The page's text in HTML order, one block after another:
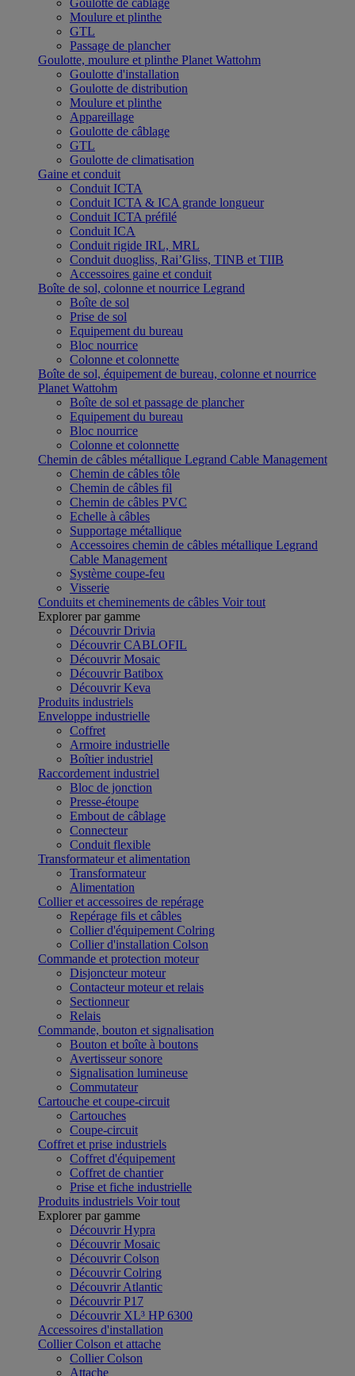
Goulotte de câblage
Moulure et plinthe
GTL
Passage de plancher
Goulotte, moulure et plinthe Planet Wattohm
Goulotte d'installation
Goulotte de distribution
Moulure et plinthe
Appareillage
Goulotte de câblage
GTL
Goulotte de climatisation
Gaine et conduit
Conduit ICTA
Conduit ICTA & ICA grande longueur
Conduit ICTA préfilé
Conduit ICA
Conduit rigide IRL, MRL
Conduit duogliss, Rai’Gliss, TINB et TIIB
Accessoires gaine et conduit
Boîte de sol, colonne et nourrice Legrand
Boîte de sol
Prise de sol
Equipement du bureau
Bloc nourrice
Colonne et colonnette
Boîte de sol, équipement de bureau, colonne et nourrice
Planet Wattohm
Boîte de sol et passage de plancher
Equipement du bureau
Bloc nourrice
Colonne et colonnette
Chemin de câbles métallique Legrand Cable Management
Chemin de câbles tôle
Chemin de câbles fil
Chemin de câbles PVC
Echelle à câbles
Supportage métallique
Accessoires chemin de câbles métallique Legrand
Cable Management
Système coupe-feu
Visserie
Conduits et cheminements de câbles Voir tout
Explorer par gamme
Découvrir Drivia
Découvrir CABLOFIL
Découvrir Mosaic
Découvrir Batibox
Découvrir Keva
Produits industriels
Enveloppe industrielle
Coffret
Armoire industrielle
Boîtier industriel
Raccordement industriel
Bloc de jonction
Presse-étoupe
Embout de câblage
Connecteur
Conduit flexible
Transformateur et alimentation
Transformateur
Alimentation
Collier et accessoires de repérage
Repérage fils et câbles
Collier d'équipement Colring
Collier d'installation Colson
Commande et protection moteur
Disjoncteur moteur
Contacteur moteur et relais
Sectionneur
Relais
Commande, bouton et signalisation
Bouton et boîte à boutons
Avertisseur sonore
Signalisation lumineuse
Commutateur
Cartouche et coupe-circuit
Cartouches
Coupe-circuit
Coffret et prise industriels
Coffret d'équipement
Coffret de chantier
Prise et fiche industrielle
Produits industriels Voir tout
Explorer par gamme
Découvrir Hypra
Découvrir Mosaic
Découvrir Colson
Découvrir Colring
Découvrir Atlantic
Découvrir P17
Découvrir XL³ HP 6300
Accessoires d'installation
Collier Colson et attache
Collier Colson
Attache